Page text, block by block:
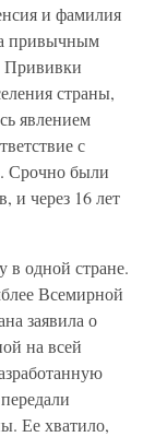
и фамилия
привычным
Прививки
страны,
явлением
с
Срочно были
и через 16 лет
в одной стране.
Всемирной
заявила о
на всей
Ее хватило,